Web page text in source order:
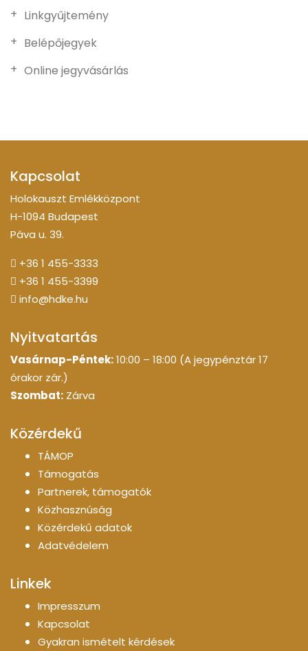
Linkgyűjtemény
Belépőjegyek
Online jegyvásárlás
Kapcsolat
Holokauszt Emlékközpont
H-1094 Budapest
Páva u. 39.
+36 1 455-3333
+36 1 455-3399
info@hdke.hu
Nyitvatartás
Vasárnap-Péntek:10:00 – 18:00 (A jegypénztár 17
órakor zár.)
Szombat: Zárva
Közérdekű
TÁMOP
Támogatás
Partnerek, támogatók
Közhasznúság
Közérdekű adatok
Adatvédelem
Linkek
Impresszum
Kapcsolat
Gyakran ismételt kérdések